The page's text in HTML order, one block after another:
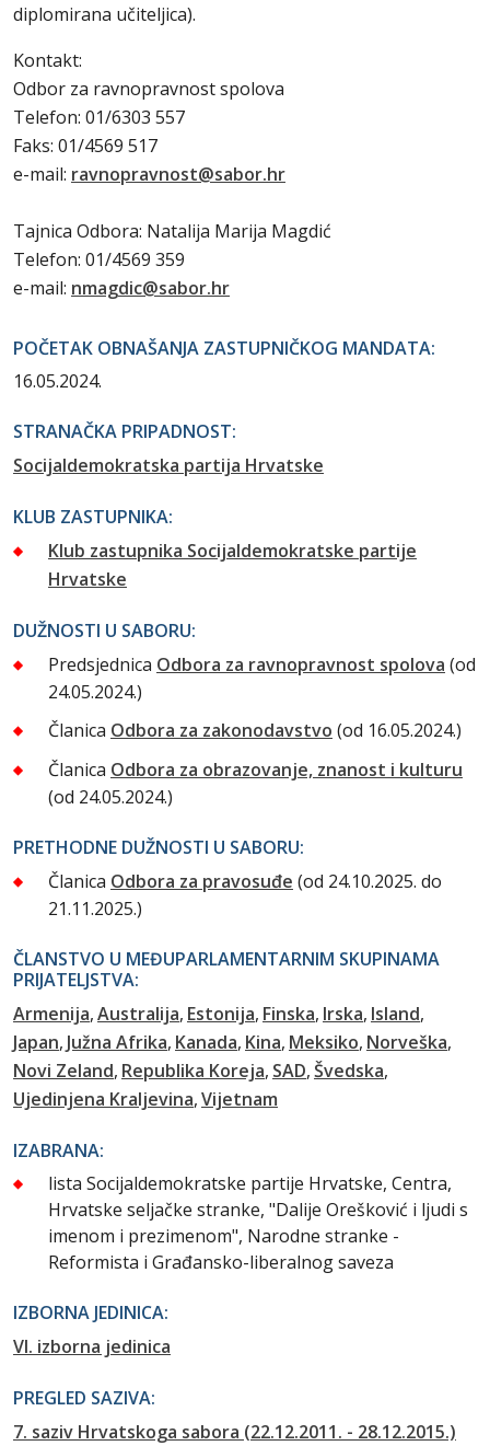
diplomirana učiteljica).
Kontakt:
Odbor za ravnopravnost spolova
Telefon: 01/6303 557
Faks: 01/4569 517
e-mail: ravnopravnost@sabor.hr
Tajnica Odbora: Natalija Marija Magdić
Telefon: 01/4569 359
e-mail: nmagdic@sabor.hr
POČETAK OBNAŠANJA ZASTUPNIČKOG MANDATA:
16.05.2024.
STRANAČKA PRIPADNOST:
Socijaldemokratska partija Hrvatske
KLUB ZASTUPNIKA:
Klub zastupnika Socijaldemokratske partije
Hrvatske
DUŽNOSTI U SABORU:
Predsjednica Odbora za ravnopravnost spolova (od
24.05.2024.)
Članica Odbora za zakonodavstvo (od 16.05.2024.)
Članica Odbora za obrazovanje, znanost i kulturu
(od 24.05.2024.)
PRETHODNE DUŽNOSTI U SABORU:
Članica Odbora za pravosuđe (od 24.10.2025. do
21.11.2025.)
ČLANSTVO U MEĐUPARLAMENTARNIM SKUPINAMA
PRIJATELJSTVA:
Armenija Australija Estonija Finska Irska Island
Japan Južna Afrika Kanada Kina Meksiko Norveška
Novi Zeland Republika Koreja SAD Švedska
Ujedinjena Kraljevina Vijetnam
IZABRANA:
lista Socijaldemokratske partije Hrvatske, Centra,
Hrvatske seljačke stranke, "Dalije Orešković i ljudi s
imenom i prezimenom", Narodne stranke -
Reformista i Građansko-liberalnog saveza
IZBORNA JEDINICA:
VI. izborna jedinica
PREGLED SAZIVA:
7. saziv Hrvatskoga sabora (22.12.2011. - 28.12.2015.)